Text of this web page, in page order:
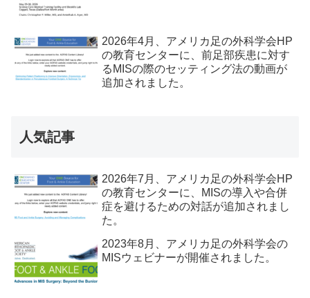
2026年4月、アメリカ足の外科学会HP
の教育センターに、前足部疾患に対す
るMISの際のセッティング法の動画が
追加されました。
人気記事
2026年7月、アメリカ足の外科学会HP
の教育センターに、MISの導入や合併
症を避けるための対話が追加されまし
た。
2023年8月、アメリカ足の外科学会の
MISウェビナーが開催されました。